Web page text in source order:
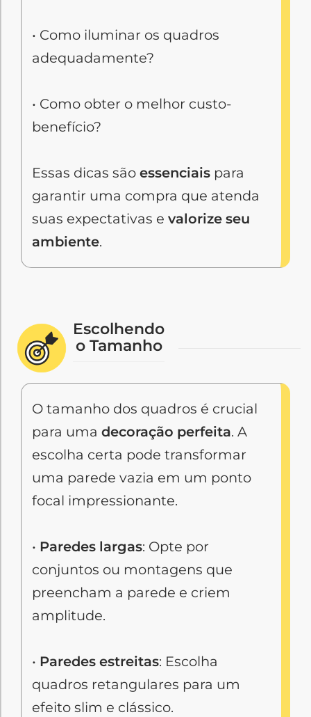
• Como iluminar os quadros
adequadamente?
• Como obter o melhor custo-
benefício?
Essas dicas são essenciais para
garantir uma compra que atenda
suas expectativas e valorize seu
ambiente.
Escolhendo
o Tamanho
O tamanho dos quadros é crucial
para uma decoração perfeita. A
escolha certa pode transformar
uma parede vazia em um ponto
focal impressionante.
• Paredes largas: Opte por
conjuntos ou montagens que
preencham a parede e criem
amplitude.
• Paredes estreitas: Escolha
quadros retangulares para um
efeito slim e clássico.